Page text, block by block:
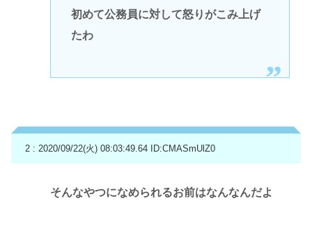
初めて公務員に対して怒りがこみ上げ
たわ
2 : 2020/09/22(火) 08:03:49.64 ID:CMASmUlZ0
そんなやつになめられるお前はなんなんだよ